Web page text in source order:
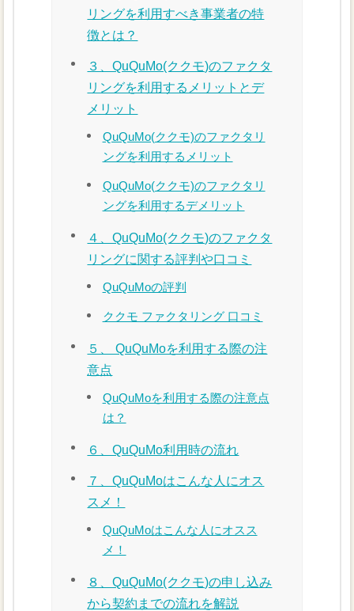
リングを利用すべき事業者の特
徴とは？
３、QuQuMo(ククモ)のファクタ
リングを利用するメリットとデ
メリット
QuQuMo(ククモ)のファクタリ
ングを利用するメリット
QuQuMo(ククモ)のファクタリ
ングを利用するデメリット
４、QuQuMo(ククモ)のファクタ
リングに関する評判や口コミ
QuQuMoの評判
ククモ ファクタリング 口コミ
５、 QuQuMoを利用する際の注
意点
QuQuMoを利用する際の注意点
は？
６、QuQuMo利用時の流れ
７、QuQuMoはこんな人にオス
スメ！
QuQuMoはこんな人にオスス
メ！
８、QuQuMo(ククモ)の申し込み
から契約までの流れを解説